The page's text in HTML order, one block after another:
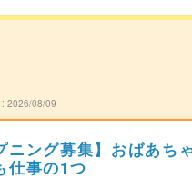
2026/08/09
ニング募集】おばあち
仕事の1つ